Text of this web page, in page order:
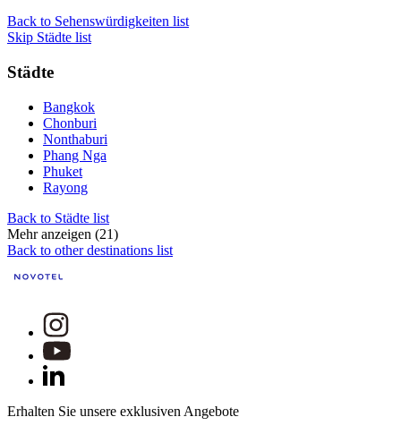
Back to Sehenswürdigkeiten list
Skip Städte list
Städte
Bangkok
Chonburi
Nonthaburi
Phang Nga
Phuket
Rayong
Back to Städte list
Mehr anzeigen (21)
Back to other destinations list
Erhalten Sie unsere exklusiven Angebote